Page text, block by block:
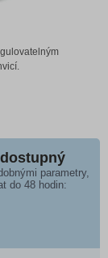
parametry,
do 48 hodin: